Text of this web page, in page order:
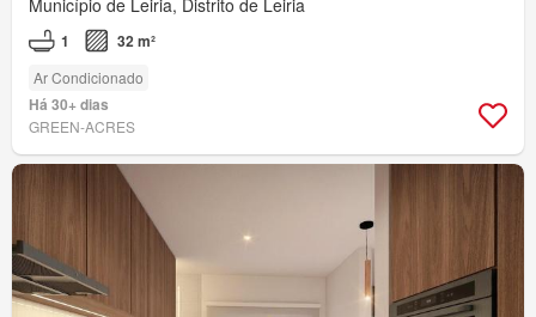
1 32 m²
Ar Condicionado
Há 30+ dias
GREEN-ACRES